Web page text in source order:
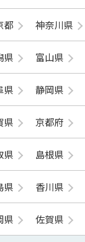
都 神奈川県
県 富山県
県 静岡県
県 京都府
県 島根県
県 香川県
県 佐賀県